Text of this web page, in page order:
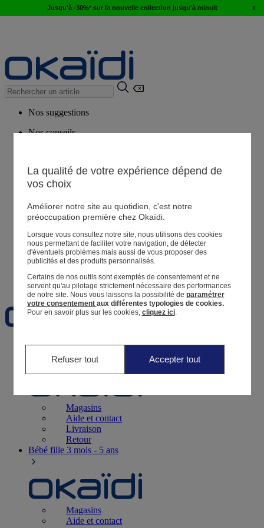
Jusqu'à -30%* sur la nouvelle collection jusqu'à minuit x
Nos suggestions
Nos conseils
Magasin
Mes informations
Suivre une commande
Panier
Favoris
Naissance0-12 mois
Magasins
Aide et contact
Livraison
Retour
Bébé fille 3 mois - 5 ans
Magasins
Aide et contact
La qualité de votre expérience dépend de
vos choix
Améliorer notre site au quotidien, c'est notre
préoccupation première chez Okaïdi.
Lorsque vous consultez notre site, nous utilisons des cookies
nous permettant de faciliter votre navigation, de détecter
d'éventuels problèmes mais aussi de vous proposer des
publicités et des produits personnalisés.
Certains de nos outils sont exemptés de consentement et ne
servent qu'au pilotage strictement nécessaire des performances
de notre site. Nous vous laissons la possibilité de paramétrer
votre consentement aux différentes typologies de cookies.
Pour en savoir plus sur les cookies, cliquez ici.
Refuser tout Accepter tout